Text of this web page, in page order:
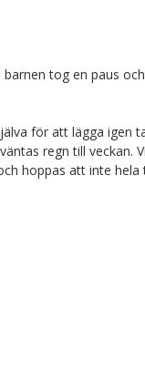
tog en paus
för att lägga igen
regn till veckan.
hoppas att inte